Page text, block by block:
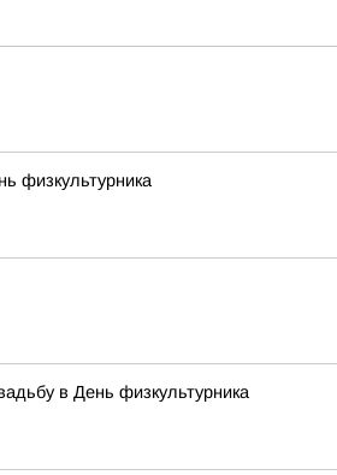
физкультурника
в День физкультурника